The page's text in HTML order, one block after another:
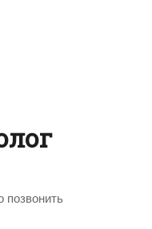
позвонить